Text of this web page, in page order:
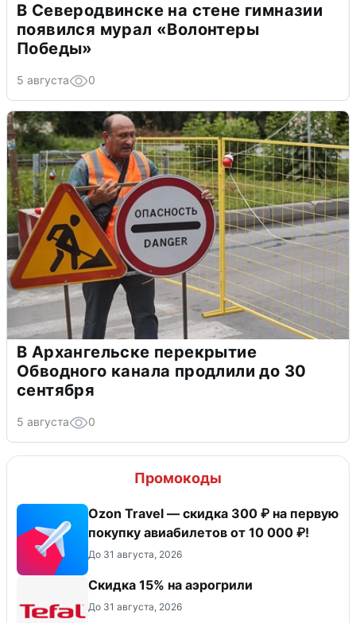
В Северодвинске на стене гимназии
появился мурал «Волонтеры
Победы»
5 августа 0
В Архангельске перекрытие
Обводного канала продлили до 30
сентября
5 августа 0
Промокоды
Ozon Travel — скидка 300 ₽ на первую
покупку авиабилетов от 10 000 ₽!
До 31 августа, 2026
Скидка 15% на аэрогрили
До 31 августа, 2026